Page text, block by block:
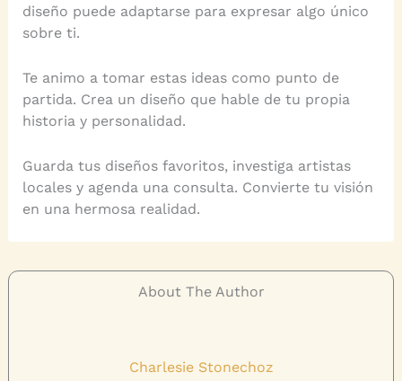
diseño puede adaptarse para expresar algo único
sobre ti.
Te animo a tomar estas ideas como punto de
partida. Crea un diseño que hable de tu propia
historia y personalidad.
Guarda tus diseños favoritos, investiga artistas
locales y agenda una consulta. Convierte tu visión
en una hermosa realidad.
About The Author
Charlesie Stonechoz